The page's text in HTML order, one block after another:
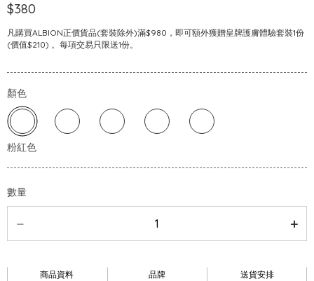
$380
凡購買ALBION正價貨品(套裝除外)滿$980，即可額外獲贈皇牌護膚體驗套裝1份
(價值$210) 。每項交易只限送1份。
顏色
數量
商品資料 品牌 送貨安排